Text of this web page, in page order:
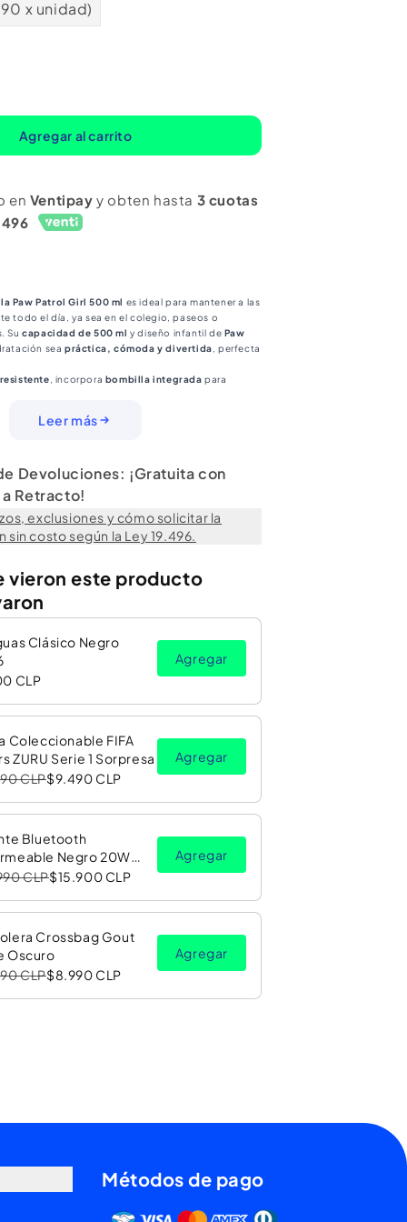
x unidad)
Agregar al carrito
en Ventipay y obten hasta 3 cuotas
Paw Patrol Girl 500 ml es ideal para mantener a las
todo el día, ya sea en el colegio, paseos o
Sucapacidad de 500 ml y diseño infantil de Paw
sea práctica, cómoda y divertida, perfecta
, incorpora bombilla integrada para
tranquilidad para el uso infantil.
Principal): Plástico
Leer más
Devoluciones: ¡Gratuita con
Retracto!
exclusiones y cómo solicitar la
sin costo según la Ley 19.496.
vieron este producto
Clásico Negro
CLP
Agregar
Coleccionable FIFA
ZURU Serie 1 Sorpresa
CLP$9.490 CLP
Agregar
Bluetooth
Negro 20W
LED RGB PV26 Copec
CLP$15.900 CLP
Agregar
Crossbag Gout
Oscuro
CLP$8.990 CLP
Agregar
Métodos de pago